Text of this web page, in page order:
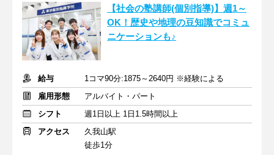
【社会の塾講師(個別指導)】週1～
OK！歴史や地理の豆知識でコミュ
ニケーションも♪
給与
1コマ90分:1875～2640円 ※経験による
雇用形態
アルバイト・パート
シフト
週1日以上 1日1.5時間以上
アクセス
久我山駅
徒歩1分